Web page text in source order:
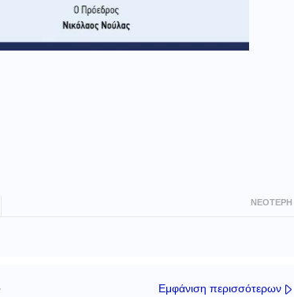
ΝΕΌΤΕΡΗ
Εμφάνιση περισσότερων